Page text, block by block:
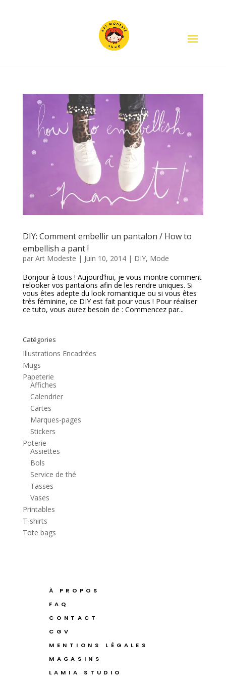
DIY: Comment embellir un pantalon / How to
embellish a pant !
par Art Modeste | Juin 10, 2014| DIY, Mode
Bonjour à tous ! Aujourd’hui, je vous montre comment
relooker vos pantalons afin de les rendre uniques. Si
vous êtes adepte du look romantique ou si vous êtes
très féminine, ce DIY est fait pour vous ! Pour réaliser
ce tuto, vous aurez besoin de : Commencez par...
Catégories
Illustrations Encadrées
Mugs
Papeterie
Affiches
Calendrier
Cartes
Marques-pages
Stickers
Poterie
Assiettes
Bols
Service de thé
Tasses
Vases
Printables
T-shirts
Tote bags
À PROPOS
FAQ
CONTACT
CGV
MENTIONS LÉGALES
MAGASINS
LAMIA STUDIO